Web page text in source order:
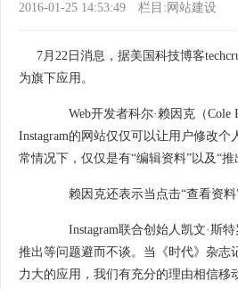
2016-01-25 14:53:49 栏目: 网站建设
7月22日消息，据美国科技博客
为旗下应用。
Web开发者科尔·赖因克（Cole
Instagram的网站仅仅可以让用户修改
常情况下，仅仅是有“编辑资料”以及“
赖因克还表示当点击“查看资料”
Instagram联合创始人凯文·斯特
推出等问题避而不谈。当《时代》杂志
力大的应用，我们有充分的理由相信